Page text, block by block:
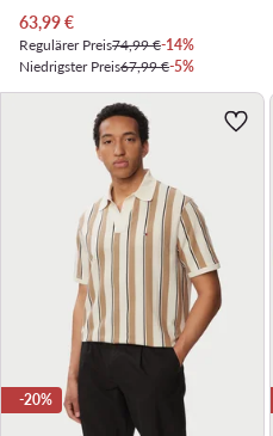
Aktueller Preis
63,99€
Regulärer Preis74,99 €-14%
Niedrigster Preis67,99 €-5%
-20%